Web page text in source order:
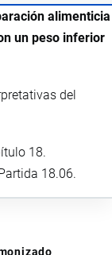
alimenticia
un peso inferior
del
18.
18.06.